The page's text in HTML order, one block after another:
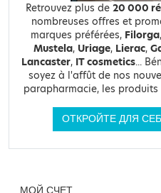
Retrouvez plus de 20 000
nombreuses offres et
marques préférées, Filorga,
Mustela, Uriage, Lierac,
Lancaster, IT cosmetics...
soyez à l'affût de nos
parapharmacie, les
ОТКРОЙТЕ ДЛЯ
МОЙ СЧЕТ